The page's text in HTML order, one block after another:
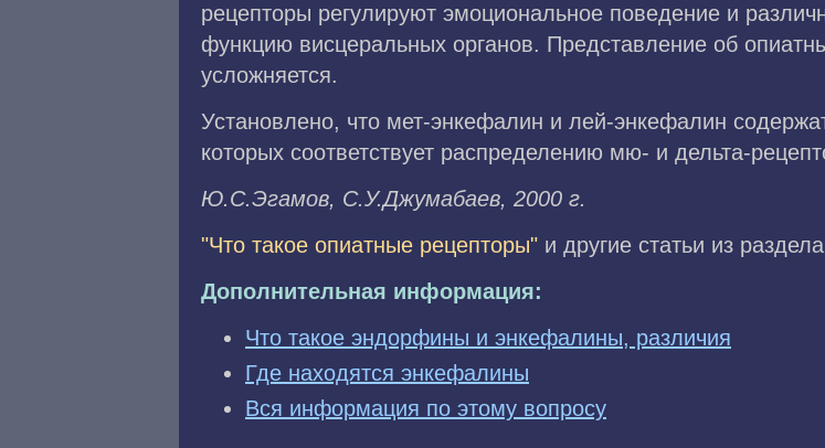
рецепторы регулируют эмоциональное поведение и
функцию висцеральных органов. Представление об
усложняется.
Установлено, что мет-энкефалин и лей-энкефалин
которых соответствует распределению мю- и дельта-
Ю.C.Эгaмoв, C.У.Джyмaбaeв, 2000 г.
"Что такое опиатные рецепторы" и другие статьи из раздела
Дополнительная информация:
Что такое эндорфины и энкефалины, различия
Где находятся энкефалины
Вся информация по этому вопросу